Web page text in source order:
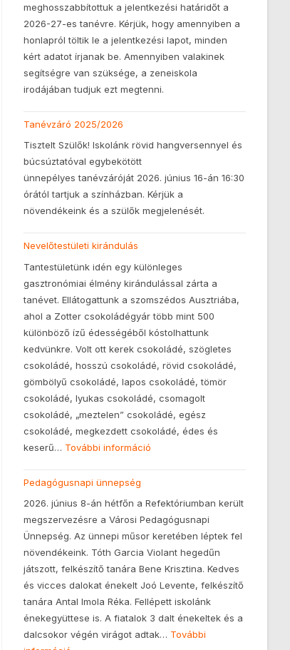
meghosszabbítottuk a jelentkezési határidőt a
2026-27-es tanévre. Kérjük, hogy amennyiben a
honlapról töltik le a jelentkezési lapot, minden
kért adatot írjanak be. Amennyiben valakinek
segítségre van szüksége, a zeneiskola
irodájában tudjuk ezt megtenni.
Tanévzáró 2025/2026
Tisztelt Szülők! Iskolánk rövid hangversennyel és
búcsúztatóval egybekötött
ünnepélyes tanévzáróját 2026. június 16-án 16:30
órától tartjuk a színházban. Kérjük a
növendékeink és a szülők megjelenését.
Nevelőtestületi kirándulás
Tantestületünk idén egy különleges
gasztronómiai élmény kirándulással zárta a
tanévet. Ellátogattunk a szomszédos Ausztriába,
ahol a Zotter csokoládégyár több mint 500
különböző ízű édességéből kóstolhattunk
kedvünkre. Volt ott kerek csokoládé, szögletes
csokoládé, hosszú csokoládé, rövid csokoládé,
gömbölyű csokoládé, lapos csokoládé, tömör
csokoládé, lyukas csokoládé, csomagolt
csokoládé, „meztelen” csokoládé, egész
csokoládé, megkezdett csokoládé, édes és
keserű… További információ
Pedagógusnapi ünnepség
2026. június 8-án hétfőn a Refektóriumban került
megszervezésre a Városi Pedagógusnapi
Ünnepség. Az ünnepi műsor keretében léptek fel
növendékeink. Tóth Garcia Violant hegedűn
játszott, felkészítő tanára Bene Krisztina. Kedves
és vicces dalokat énekelt Joó Levente, felkészítő
tanára Antal Imola Réka. Fellépett iskolánk
énekegyüttese is. A fiatalok 3 dalt énekeltek és a
dalcsokor végén virágot adtak… További